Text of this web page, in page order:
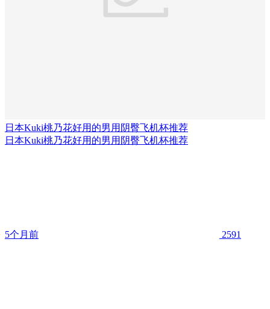
日本Kuki桃乃花好用的男用阴臀飞机杯推荐
日本Kuki桃乃花好用的男用阴臀飞机杯推荐
5个月前 2591